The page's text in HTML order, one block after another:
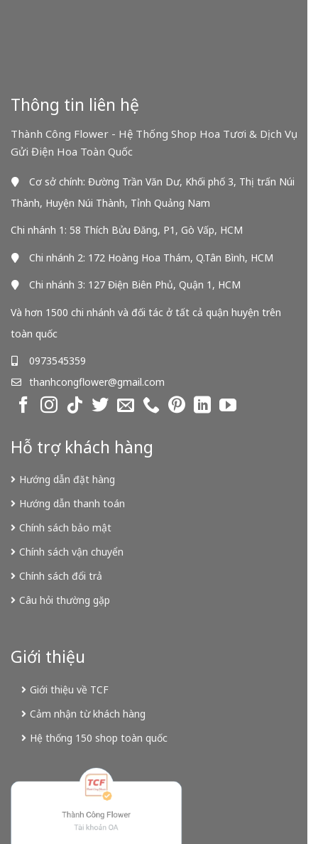
Thông tin liên hệ
Thành Công Flower - Hệ Thống Shop Hoa Tươi & Dịch Vụ
Gửi Điện Hoa Toàn Quốc
Cơ sở chính: Đường Trần Văn Dư, Khối phố 3, Thị trấn Núi
Thành, Huyện Núi Thành, Tỉnh Quảng Nam
Chi nhánh 1: 58 Thích Bửu Đăng, P1, Gò Vấp, HCM
Chi nhánh 2: 172 Hoàng Hoa Thám, Q.Tân Bình, HCM
Chi nhánh 3: 127 Điện Biên Phủ, Quận 1, HCM
Và hơn 1500 chi nhánh và đối tác ở tất cả quận huyện trên
toàn quốc
0973545359
thanhcongflower@gmail.com
Hỗ trợ khách hàng
Hướng dẫn đặt hàng
Hướng dẫn thanh toán
Chính sách bảo mật
Chính sách vận chuyển
Chính sách đổi trả
Câu hỏi thường gặp
Giới thiệu
Giới thiệu về TCF
Cảm nhận từ khách hàng
Hệ thống 150 shop toàn quốc